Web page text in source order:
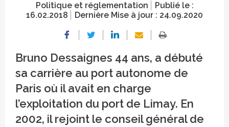
Politique et réglementation
Publié le :
16.02.2018
Dernière Mise à jour : 24.09.2020
Bruno Dessaignes 44 ans, a débuté
sa carrière au port autonome de
Paris où il avait en charge
l’exploitation du port de Limay. En
2002, il rejoint le conseil général de